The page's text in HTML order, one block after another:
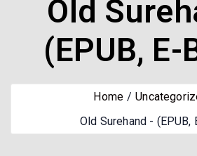
Old
(EPUB, E-
Home
Old Surehand - (EPUB,